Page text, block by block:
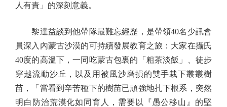
人有責」的深刻意義。
黎達益談到他帶隊最難忘經歷，是帶領40名少訊會
員深入內蒙古沙漠的可持續發展教育之旅：大家在攝氏
40度的高溫下，一同吃蒙古包裏的「粗茶淡飯」、徒步
穿越流動沙丘，以及用被風沙磨損的雙手栽下叢叢樹
苗，「當看到辛苦種下的樹苗已頑強地扎下根系，突然
明白防治荒漠化如同育人，需要以『愚公移山』的堅